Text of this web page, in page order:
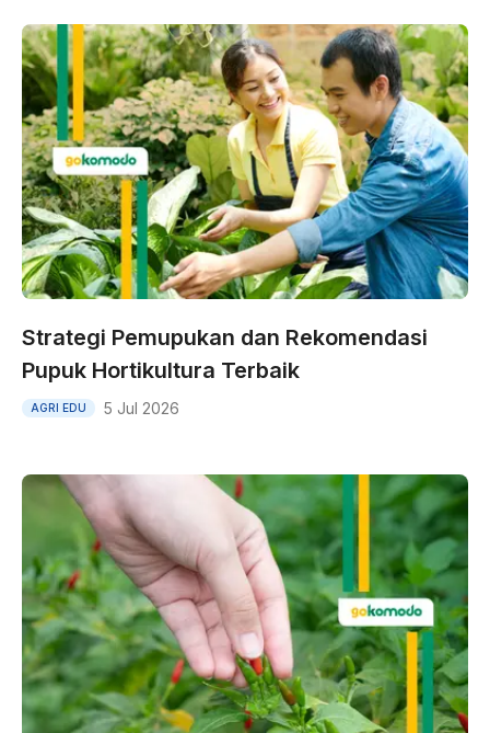
Strategi Pemupukan dan Rekomendasi
Pupuk Hortikultura Terbaik
AGRI EDU 5 Jul 2026